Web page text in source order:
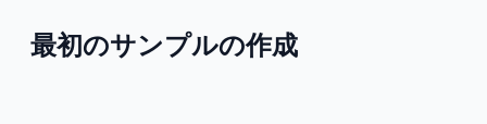
最初のサンプルの作成